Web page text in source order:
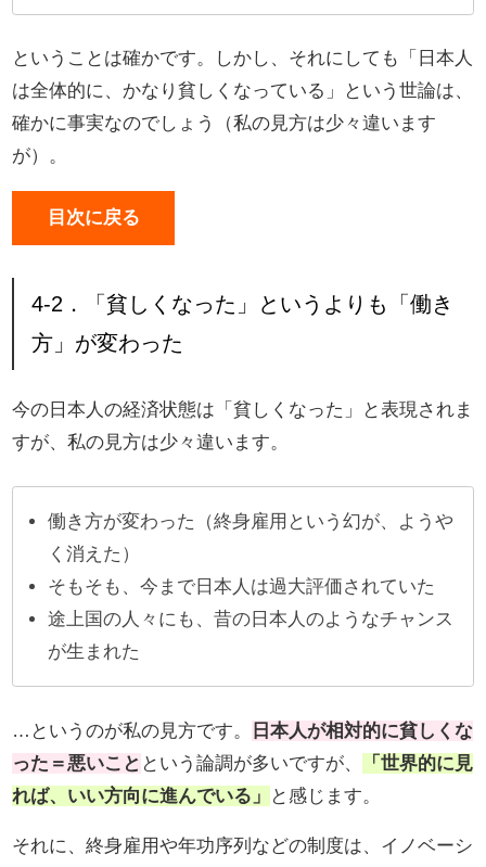
ということは確かです。しかし、それにしても「日本人
は全体的に、かなり貧しくなっている」という世論は、
確かに事実なのでしょう（私の見方は少々違います
が）。
目次に戻る
4-2．「貧しくなった」というよりも「働き
方」が変わった
今の日本人の経済状態は「貧しくなった」と表現されま
すが、私の見方は少々違います。
働き方が変わった（終身雇用という幻が、ようや
く消えた）
そもそも、今まで日本人は過大評価されていた
途上国の人々にも、昔の日本人のようなチャンス
が生まれた
…というのが私の見方です。
日本人が相対的に貧しくな
った＝悪いこと という論調が多いですが、
「世界的に見
れば、いい方向に進んでいる」
と感じます。
それに、終身雇用や年功序列などの制度は、イノベーシ